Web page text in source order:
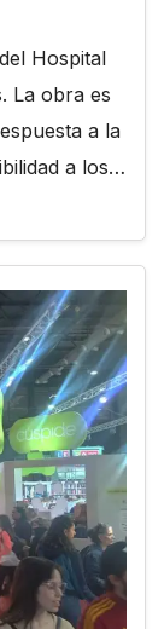
Hospital
La obra es
a la
a los…